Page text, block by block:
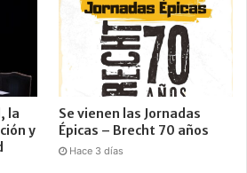
la
y
Se vienen las Jornadas
Épicas – Brecht 70 años
Hace 3 días